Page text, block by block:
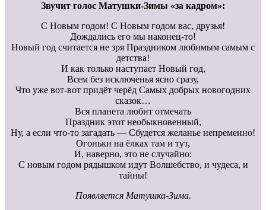
Звучит голос Матушки-Зимы «за кадром»:
С Новым годом! С Новым годом вас, друзья!
Дождались его мы наконец-то!
Новый год считается не зря Праздником любимым самым с
детства!
И как только наступает Новый год,
Всем без исключенья ясно сразу,
Что уже вот-вот придёт черёд Самых добрых новогодних
сказок…
Вся планета любит отмечать
Праздник этот необыкновенный,
Ну, а если что-то загадать — Сбудется желанье непременно!
Огоньки на ёлках там и тут,
И, наверно, это не случайно:
С новым годом рядышком идут Волшебство, и чудеса, и
тайны!
Появляется Матушка-Зима.